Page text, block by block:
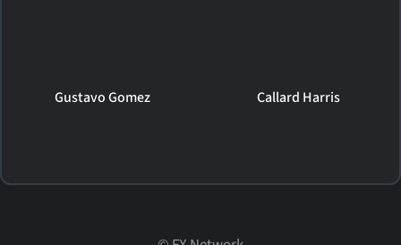
Gustavo Gomez Callard Harris